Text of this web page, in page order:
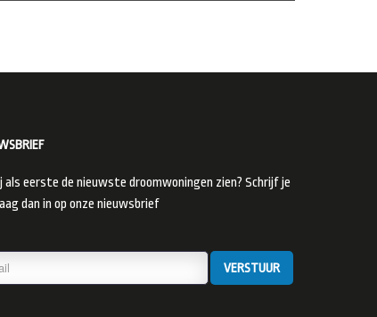
als eerste de nieuwste droomwoningen zien? Schrijf je
dan in op onze nieuwsbrief